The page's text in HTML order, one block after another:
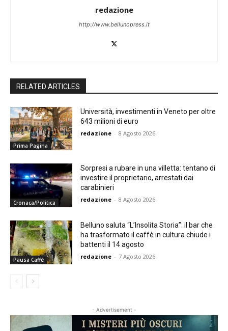
redazione
http://www.bellunopress.it
RELATED ARTICLES
Prima Pagina
Università, investimenti in Veneto per oltre
643 milioni di euro
redazione - 8 Agosto 2026
Cronaca/Politica
Sorpresi a rubare in una villetta: tentano di
investire il proprietario, arrestati dai
carabinieri
redazione - 8 Agosto 2026
Pausa Caffè
Belluno saluta “L’Insolita Storia”: il bar che
ha trasformato il caffè in cultura chiude i
battenti il 14 agosto
redazione - 7 Agosto 2026
- Advertisement -